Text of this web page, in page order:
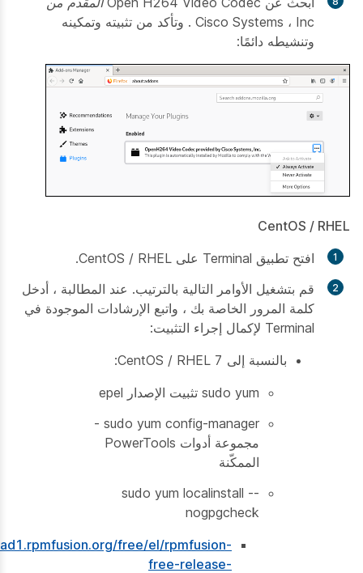
Cisco Systems ، Inc
. وتأكد من تثبيته وتمكينه
وتنشيطه دائمًا:
CentOS / RHEL
افتح تطبيق Terminal على CentOS / RHEL.
قم بتشغيل الأوامر التالية بالترتيب. عند المطالبة ، أدخل
كلمة المرور الخاصة بك ، واتبع الإرشادات الموجودة في
Terminal لإكمال إجراء التثبيت:
بالنسبة إلى CentOS / RHEL 7:
sudo yum تثبيت الإصدار epel
sudo yum config-manager -
مجموعة أدوات PowerTools
الممكّنة
sudo yum localinstall --
nogpgcheck
free/el/rpmfusion-
free-release-